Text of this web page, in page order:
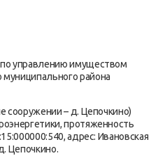
управлению имуществом
района
сооружении – д. Цепочкино)
протяженность
адрес: Ивановская
Цепочкино.